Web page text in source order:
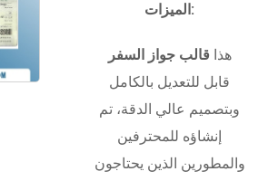
الميزات:
هذا قالب جواز السفر
قابل للتعديل بالكامل
وبتصميم عالي الدقة، تم
إنشاؤه للمحترفين
والمطورين الذين يحتاجون